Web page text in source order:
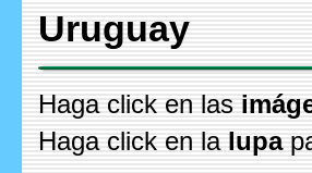
Uruguay
Haga click en las
Haga click en la lupa